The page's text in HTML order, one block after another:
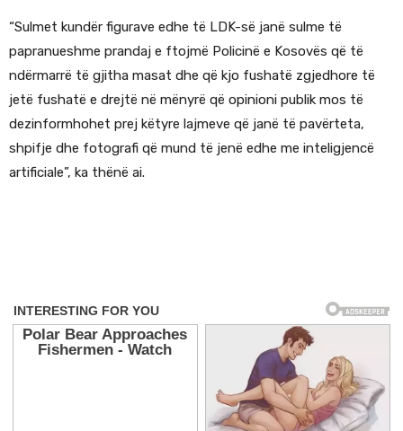
“Sulmet kundër figurave edhe të LDK-së janë sulme të
papranueshme prandaj e ftojmë Policinë e Kosovës që të
ndërmarrë të gjitha masat dhe që kjo fushatë zgjedhore të
jetë fushatë e drejtë në mënyrë që opinioni publik mos të
dezinformhohet prej këtyre lajmeve që janë të pavërteta,
shpifje dhe fotografi që mund të jenë edhe me inteligjencë
artificiale”, ka thënë ai.